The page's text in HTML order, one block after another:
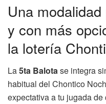
Una
y con más
la lotería
La5ta Balotase integra
habitual del Chontico
expectativa a tu jugada